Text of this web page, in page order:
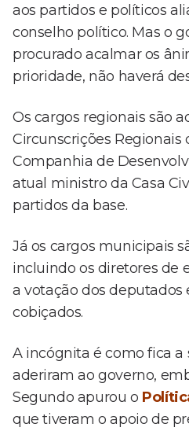
aos partidos e políticos
conselho político. Mas o
procurado acalmar os
prioridade, não haverá
Os cargos regionais são
Circunscrições Regionais
Companhia de
atual ministro da Casa
partidos da base.
Já os cargos municipais
incluindo os diretores de
a votação dos deputados
cobiçados.
A incógnita é como fica a
aderiram ao governo,
Segundo apurou o
que tiveram o apoio de